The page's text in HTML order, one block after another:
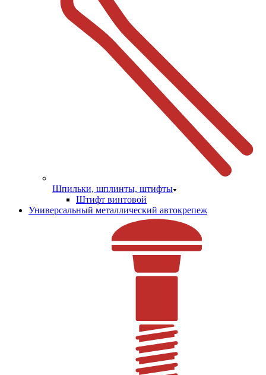
Шпильки, шплинты, штифты
Штифт винтовой
Универсальный металлический автокрепеж